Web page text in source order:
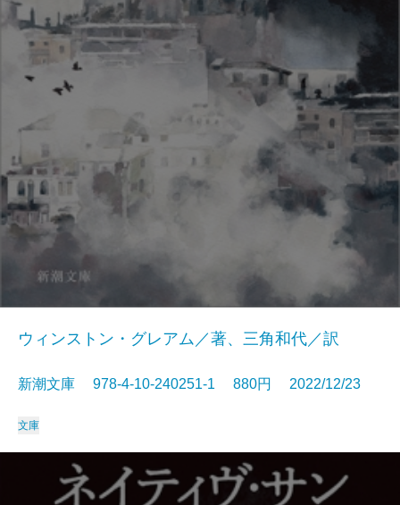
ウィンストン・グレアム／著、三角和代／訳
新潮文庫 978-4-10-240251-1 880円 2022/12/23
文庫